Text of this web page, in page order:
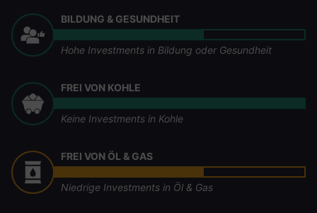
BILDUNG & GESUNDHEIT
Hohe Investments in Bildung oder Gesundheit
FREI VON KOHLE
Keine Investments in Kohle
FREI VON ÖL & GAS
Niedrige Investments in Öl & Gas